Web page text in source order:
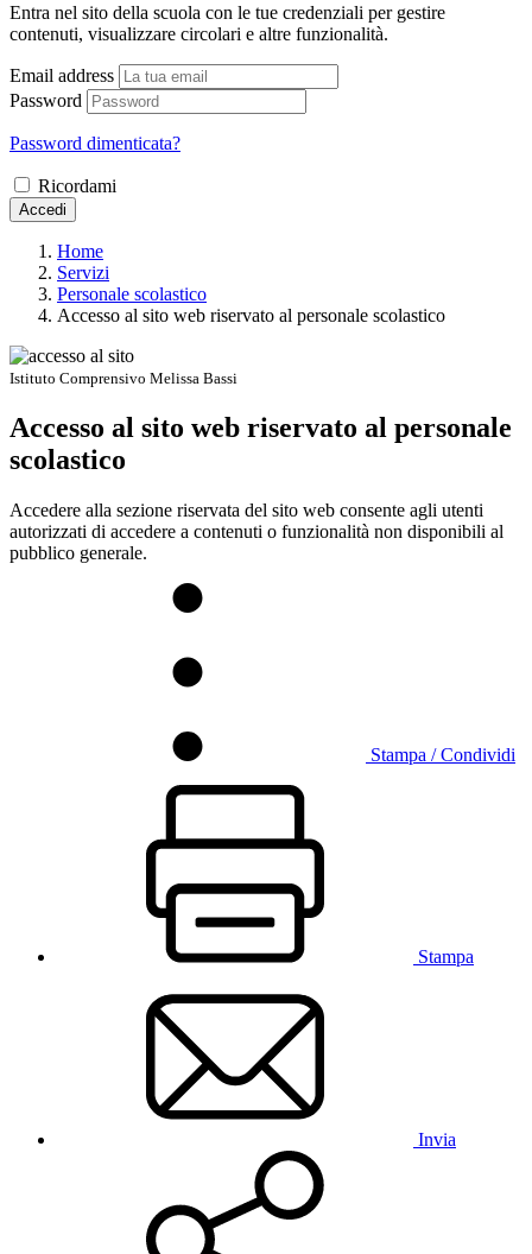
Entra nel sito della scuola con le tue credenziali per gestire
contenuti, visualizzare circolari e altre funzionalità.
Email address
Password
Password dimenticata?
Ricordami
Accedi
Home
Servizi
Personale scolastico
Accesso al sito web riservato al personale scolastico
Istituto Comprensivo Melissa Bassi
Accesso al sito web riservato al personale
scolastico
Accedere alla sezione riservata del sito web consente agli utenti
autorizzati di accedere a contenuti o funzionalità non disponibili al
pubblico generale.
Stampa / Condividi
Stampa
Invia